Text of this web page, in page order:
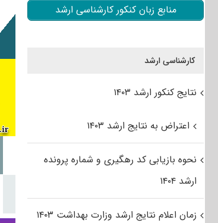
منابع زبان کنکور کارشناسی ارشد
کارشناسی ارشد
نتایج کنکور ارشد ۱۴۰۳
اعتراض به نتایج ارشد ۱۴۰۳
نحوه بازیابی کد رهگیری و شماره پرونده
ارشد ۱۴۰۴
زمان اعلام نتایج ارشد وزارت بهداشت ۱۴۰۳